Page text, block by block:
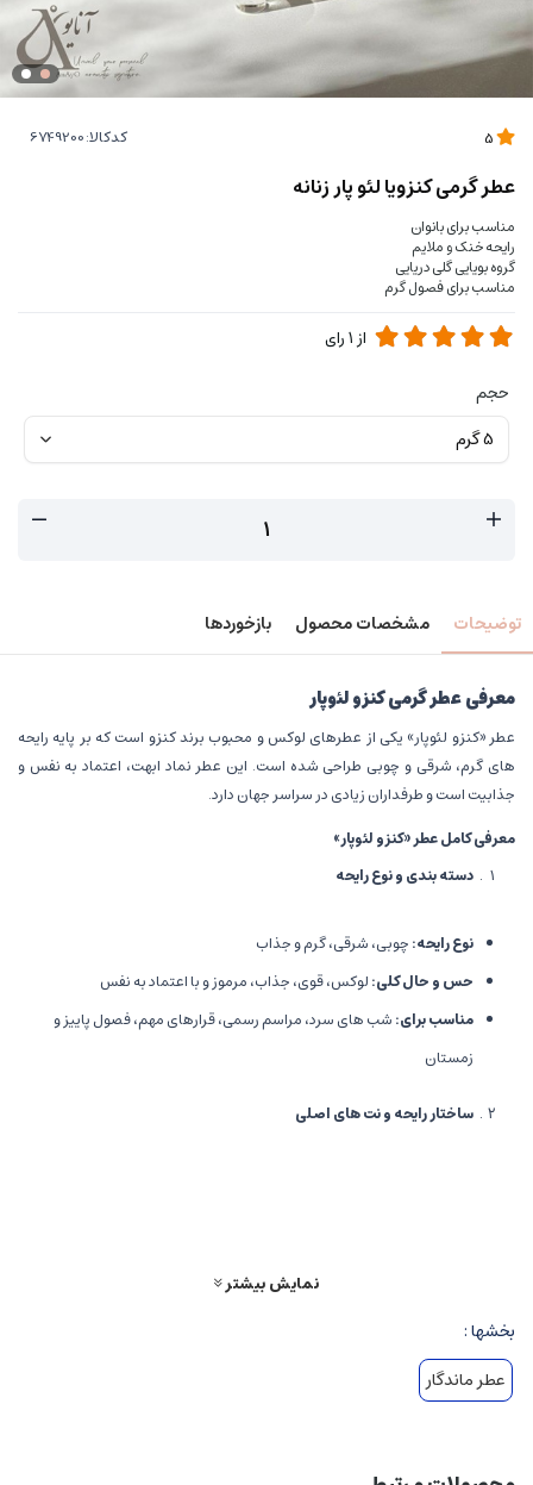
کدکالا:
عطر گرمی کنزویا لئو پار زنانه
مناسب برای بانوان
رایحه خنک و ملایم
گروه بویایی گلی دریایی
مناسب برای فصول گرم
از 1رای
حجم
توضیحات مشخصات محصول بازخوردها
معرفی عطر گرمی کنزو لئوپار
عطر «کنزو لئوپار» یکی از عطرهای لوکس و محبوب برند کنزو است که بر پایه رایحه
های گرم، شرقی و چوبی طراحی شده است. این عطر نماد ابهت، اعتماد به نفس و
جذابیت است و طرفداران زیادی در سراسر جهان دارد.
معرفی کامل عطر «کنزو لئوپار»
دسته بندی و نوع رایحه
نوع رایحه:چوبی، شرقی، گرم و جذاب
حس و حال کلی:لوکس، قوی، جذاب، مرموز و با اعتماد به نفس
مناسب برای:شب های سرد، مراسم رسمی، قرارهای مهم، فصول پاییز و
زمستان
ساختار رایحه و نت های اصلی
ترکیبی از نت های شکوفه ها، ادویه جات گرم مانند هل،
زعفران و دارچین، که حس غنای، جذابیت و عمق بیشتری به عطر می بخشد و
احساس لوکس بودن را القا می کند.
نمایش بیشتر
بخشها :
عطر ماندگار